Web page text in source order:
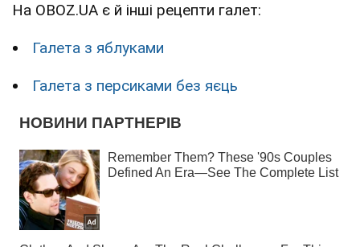
На OBOZ.UA є й інші рецепти галет:
Галета з яблуками
Галета з персиками без яєць